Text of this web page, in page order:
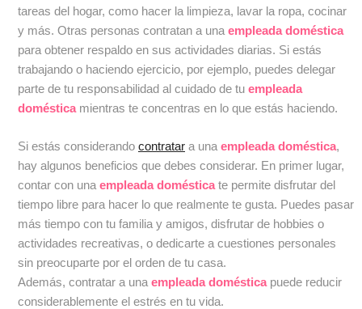
tareas del hogar, como hacer la limpieza, lavar la ropa, cocinar
y más. Otras personas contratan a una empleada doméstica
para obtener respaldo en sus actividades diarias. Si estás
trabajando o haciendo ejercicio, por ejemplo, puedes delegar
parte de tu responsabilidad al cuidado de tu empleada
doméstica mientras te concentras en lo que estás haciendo.
Si estás considerando contratar a una empleada doméstica,
hay algunos beneficios que debes considerar. En primer lugar,
contar con una empleada domésticate permite disfrutar del
tiempo libre para hacer lo que realmente te gusta. Puedes pasar
más tiempo con tu familia y amigos, disfrutar de hobbies o
actividades recreativas, o dedicarte a cuestiones personales
sin preocuparte por el orden de tu casa.
Además, contratar a una empleada domésticapuede reducir
considerablemente el estrés en tu vida.